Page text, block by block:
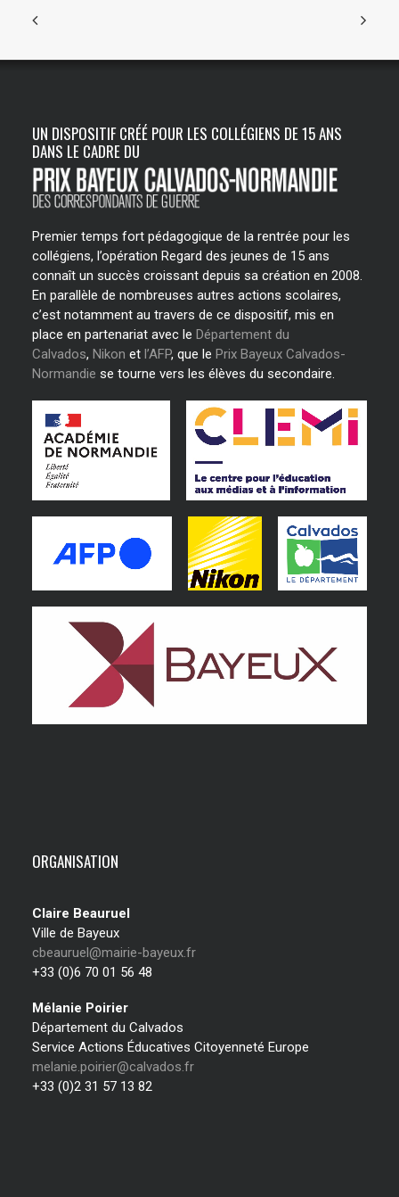
UN DISPOSITIF CRÉÉ POUR LES COLLÉGIENS DE 15 ANS
DANS LE CADRE DU
Premier temps fort pédagogique de la rentrée pour les
collégiens, l’opération Regard des jeunes de 15 ans
connaît un succès croissant depuis sa création en 2008.
En parallèle de nombreuses autres actions scolaires,
c’est notamment au travers de ce dispositif, mis en
place en partenariat avec le Département du
Calvados, Nikon et l’AFP, que le Prix Bayeux Calvados-
Normandie se tourne vers les élèves du secondaire.
ORGANISATION
Claire Beauruel
Ville de Bayeux
cbeauruel@mairie-bayeux.fr
+33 (0)6 70 01 56 48
Mélanie Poirier
Département du Calvados
Service Actions Éducatives Citoyenneté Europe
melanie.poirier@calvados.fr
+33 (0)2 31 57 13 82